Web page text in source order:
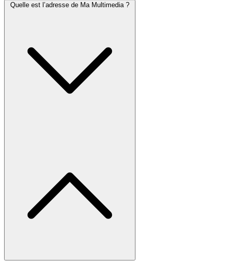
Quelle est l’adresse de Ma Multimedia ?